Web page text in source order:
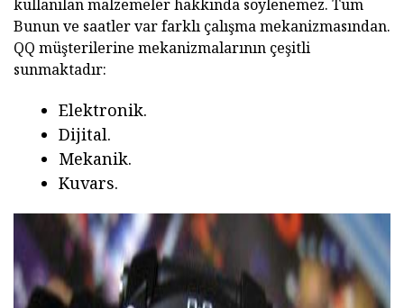
kullanılan malzemeler hakkında söylenemez. Tüm
Bunun ve saatler var farklı çalışma mekanizmasından.
QQ müşterilerine mekanizmalarının çeşitli
sunmaktadır:
Elektronik.
Dijital.
Mekanik.
Kuvars.